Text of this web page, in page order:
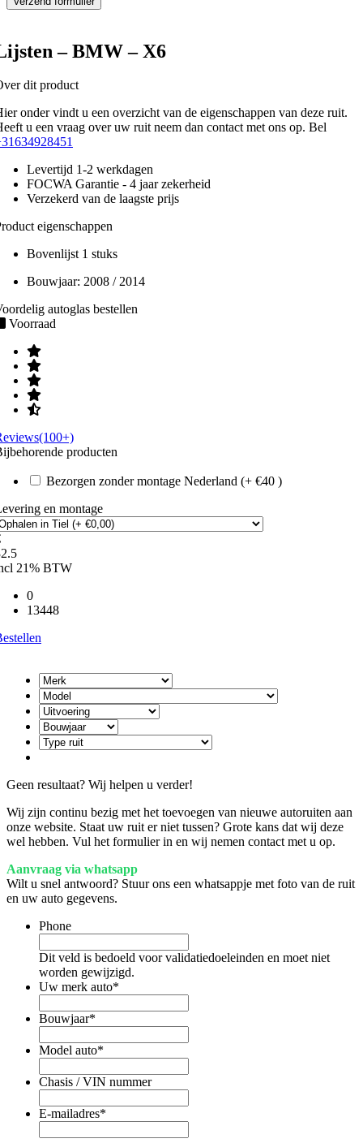
– BMW – X6
dit product
onder vindt u een overzicht van de eigenschappen van deze ruit.
u een vraag over uw ruit neem dan contact met ons op. Bel
Levertijd 1-2 werkdagen
FOCWA Garantie - 4 jaar zekerheid
Verzekerd van de laagste prijs
eigenschappen
Bovenlijst 1 stuks
Bouwjaar: 2008 / 2014
autoglas bestellen
Voorraad
producten
Bezorgen zonder montage Nederland (+ €40 )
en montage
21% BTW
0
13448
Geen resultaat? Wij helpen u verder!
Wij zijn continu bezig met het toevoegen van nieuwe autoruiten aan
onze website. Staat uw ruit er niet tussen? Grote kans dat wij deze
wel hebben. Vul het formulier in en wij nemen contact met u op.
Aanvraag via whatsapp
Wilt u snel antwoord? Stuur ons een whatsappje met foto van de ruit
en uw auto gegevens.
Phone
Dit veld is bedoeld voor validatiedoeleinden en moet niet
worden gewijzigd.
Uw merk auto*
Bouwjaar*
Model auto*
Chasis / VIN nummer
E-mailadres*